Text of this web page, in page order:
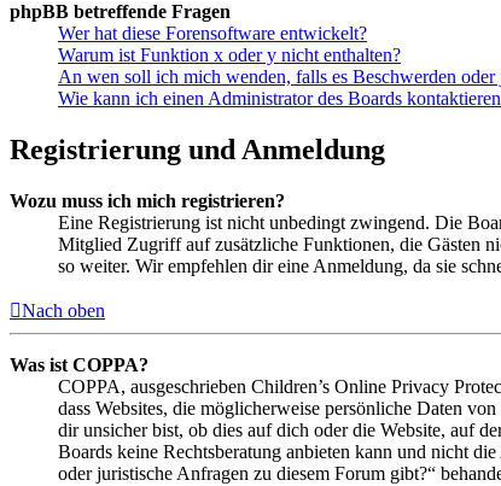
phpBB betreffende Fragen
Wer hat diese Forensoftware entwickelt?
Warum ist Funktion x oder y nicht enthalten?
An wen soll ich mich wenden, falls es Beschwerden
Wie kann ich einen Administrator des Boards
Registrierung und Anmeldung
Wozu muss ich mich registrieren?
Eine Registrierung ist nicht unbedingt zwingend. Die
Mitglied Zugriff auf zusätzliche Funktionen, die Gästen
so weiter. Wir empfehlen dir eine Anmeldung, da sie
Nach oben
Was ist COPPA?
COPPA, ausgeschrieben Children’s Online Privacy
dass Websites, die möglicherweise persönliche Daten
dir unsicher bist, ob dies auf dich oder die Website, auf
Boards keine Rechtsberatung anbieten kann und nicht
oder juristische Anfragen zu diesem Forum gibt?“